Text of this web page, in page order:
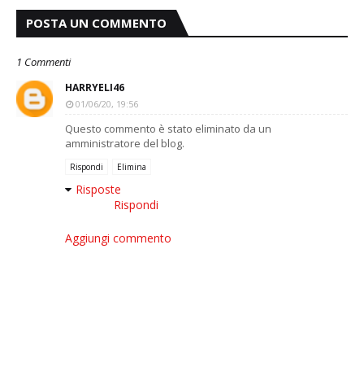
POSTA UN COMMENTO
1 Commenti
HARRYELI46
01/06/20, 19:56
Questo commento è stato eliminato da un
amministratore del blog.
Rispondi Elimina
Risposte
Rispondi
Aggiungi commento